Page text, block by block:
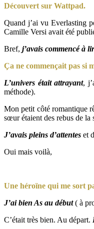
Découvert sur Wattpad.
Quand j’ai vu Everlasting
Camille Versi avait été
Bref, j’avais commencé à
Ça ne commençait pas si
L’univers était attrayant,
méthode).
Mon petit côté romantique
sœur étaient des rebus de la
J’avais pleins d’attentes et
Oui mais voilà,
Une héroïne qui me sort
J’ai bien As au début( à
C’était très bien. Au départ.